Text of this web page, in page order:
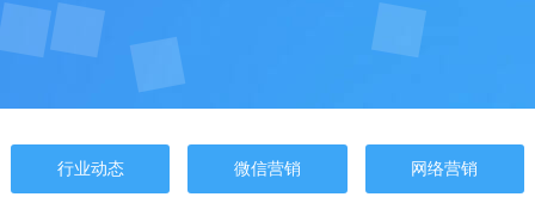
行业动态 微信营销 网络营销